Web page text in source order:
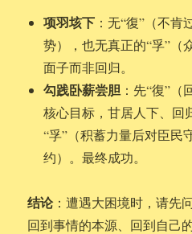
项羽垓下 ：无“復”（不
势），也无真正的“孚”（
面子而非回归。
勾践卧薪尝胆 ：先“復”
核心目标，甘居人下、回
“孚”（积蓄力量后对臣民
约）。最终成功。
结论：遭遇大困境时，请先
回到事情的本源、回到自己